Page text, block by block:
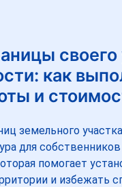
своего
как
и
земельного
для собственников
помогает
и избежать